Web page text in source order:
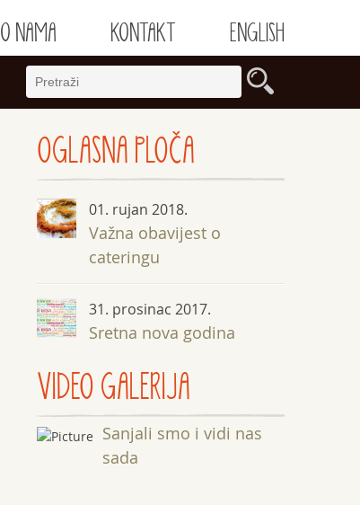
O NAMA KONTAKT ENGLISH
OGLASNA PLOČA
01. rujan 2018.
Važna obavijest o
cateringu
31. prosinac 2017.
Sretna nova godina
VIDEO GALERIJA
Sanjali smo i vidi nas
sada